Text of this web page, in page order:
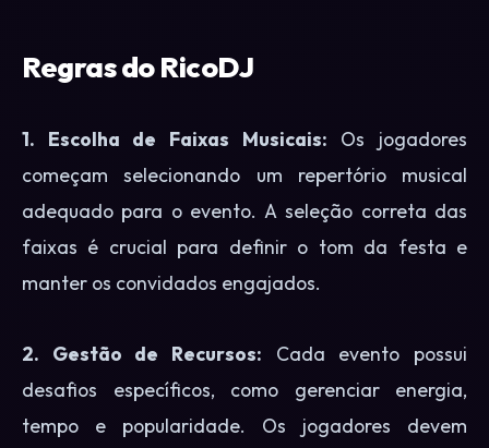
Regras do RicoDJ
1. Escolha de Faixas Musicais: Os jogadores
começam selecionando um repertório musical
adequado para o evento. A seleção correta das
faixas é crucial para definir o tom da festa e
manter os convidados engajados.
2. Gestão de Recursos: Cada evento possui
desafios específicos, como gerenciar energia,
tempo e popularidade. Os jogadores devem